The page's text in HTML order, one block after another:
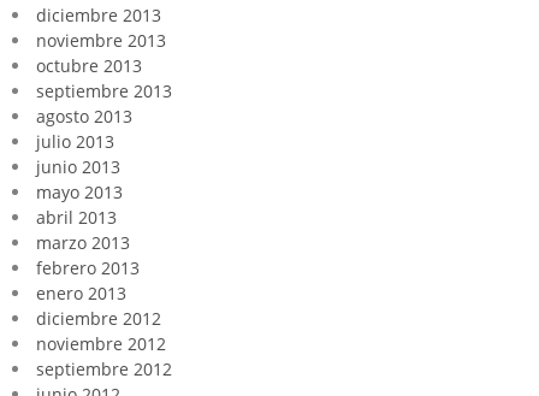
diciembre 2013
noviembre 2013
octubre 2013
septiembre 2013
agosto 2013
julio 2013
junio 2013
mayo 2013
abril 2013
marzo 2013
febrero 2013
enero 2013
diciembre 2012
noviembre 2012
septiembre 2012